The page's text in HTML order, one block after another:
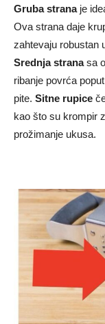
Gruba stranaje
Ova strana daje
zahtevaju robustan
Srednja stranasa
ribanje povrća
pite. Sitne rupice
kao što su krompir
prožimanje ukusa.